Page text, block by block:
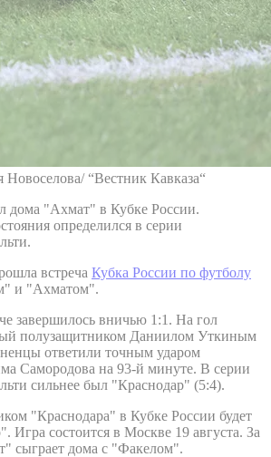
“Вестник Кавказа“
дома "Ахмат" в Кубке России.
определился в серии
встреча Кубка России по футболу
и "Ахматом".
завершилось вничью 1:1. На гол
полузащитником Даниилом Уткиным
ответили точным ударом
Самородова на 93-й минуте. В серии
сильнее был "Краснодар" (5:4).
"Краснодара" в Кубке России будет
Игра состоится в Москве 19 августа. За
сыграет дома с "Факелом".